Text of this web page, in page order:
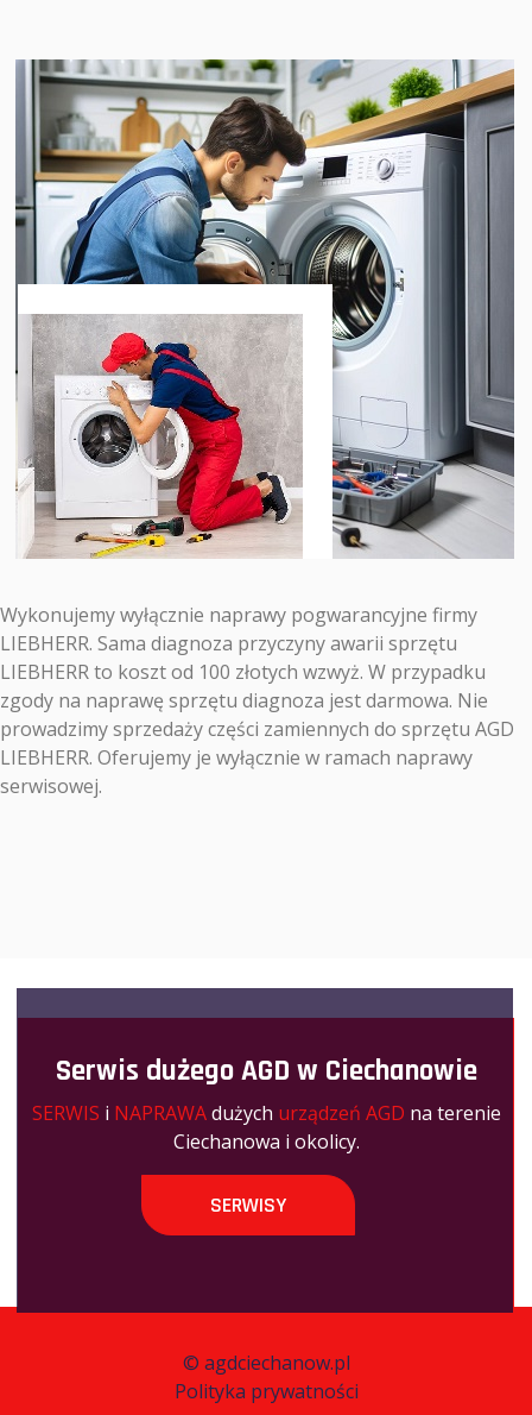
Wykonujemy wyłącznie naprawy pogwarancyjne firmy
LIEBHERR. Sama diagnoza przyczyny awarii sprzętu
LIEBHERR to koszt od 100 złotych wzwyż. W przypadku
zgody na naprawę sprzętu diagnoza jest darmowa. Nie
prowadzimy sprzedaży części zamiennych do sprzętu AGD
LIEBHERR. Oferujemy je wyłącznie w ramach naprawy
serwisowej.
Serwis dużego AGD w Ciechanowie
SERWIS i NAPRAWAdużych urządzeń AGD na terenie
Ciechanowa i okolicy.
SERWISY
© agdciechanow.pl
Polityka prywatności